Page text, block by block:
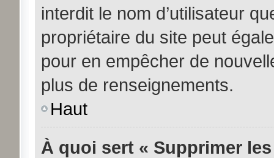
interdit le nom d’utilisateur
propriétaire du site peut
pour en empêcher de
plus de renseignements.
Haut
À quoi sert « Supprimer